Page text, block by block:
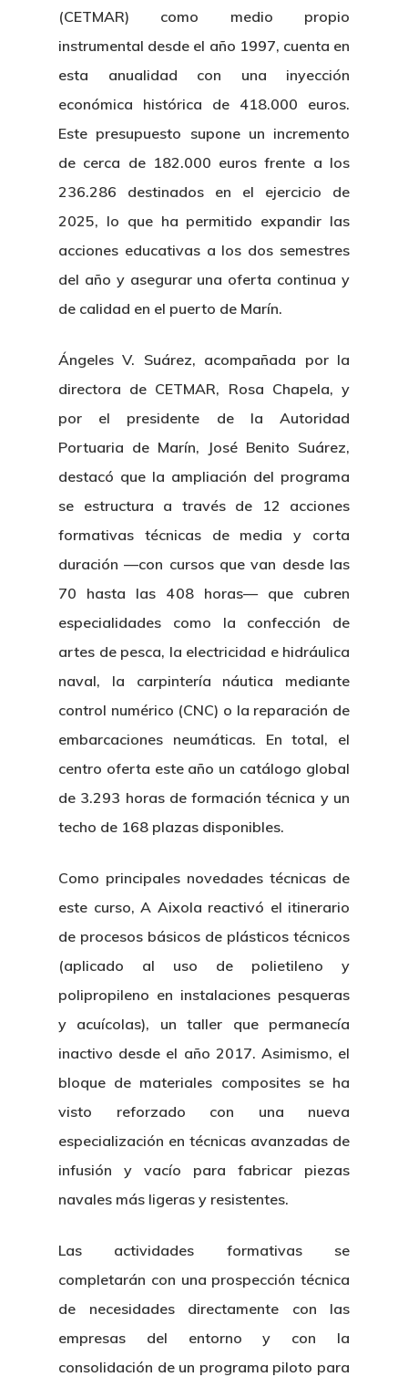
(CETMAR) como medio propio
instrumental desde el año 1997, cuenta en
esta anualidad con una inyección
económica histórica de 418.000 euros.
Este presupuesto supone un incremento
de cerca de 182.000 euros frente a los
236.286 destinados en el ejercicio de
2025, lo que ha permitido expandir las
acciones educativas a los dos semestres
del año y asegurar una oferta continua y
de calidad en el puerto de Marín.
Ángeles V. Suárez, acompañada por la
directora de CETMAR, Rosa Chapela, y
por el presidente de la Autoridad
Portuaria de Marín, José Benito Suárez,
destacó que la ampliación del programa
se estructura a través de 12 acciones
formativas técnicas de media y corta
duración —con cursos que van desde las
70 hasta las 408 horas— que cubren
especialidades como la confección de
artes de pesca, la electricidad e hidráulica
naval, la carpintería náutica mediante
control numérico (CNC) o la reparación de
embarcaciones neumáticas. En total, el
centro oferta este año un catálogo global
de 3.293 horas de formación técnica y un
techo de 168 plazas disponibles.
Como principales novedades técnicas de
este curso, A Aixola reactivó el itinerario
de procesos básicos de plásticos técnicos
(aplicado al uso de polietileno y
polipropileno en instalaciones pesqueras
y acuícolas), un taller que permanecía
inactivo desde el año 2017. Asimismo, el
bloque de materiales composites se ha
visto reforzado con una nueva
especialización en técnicas avanzadas de
infusión y vacío para fabricar piezas
navales más ligeras y resistentes.
Las actividades formativas se
completarán con una prospección técnica
de necesidades directamente con las
empresas del entorno y con la
consolidación de un programa piloto para
Logo CETMAR
Plan De Igualdad